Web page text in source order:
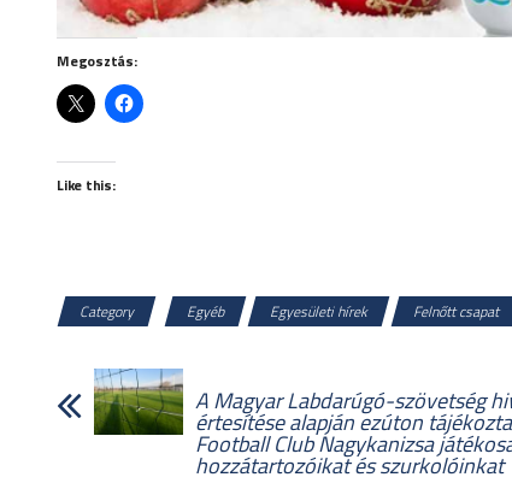
Megosztás:
Like this:
Category Egyéb Egyesületi hírek Felnőtt csapat
A Magyar Labdarúgó-szövetség
értesítése alapján ezúton
Football Club Nagykanizsa
hozzátartozóikat és szurkolóinkat